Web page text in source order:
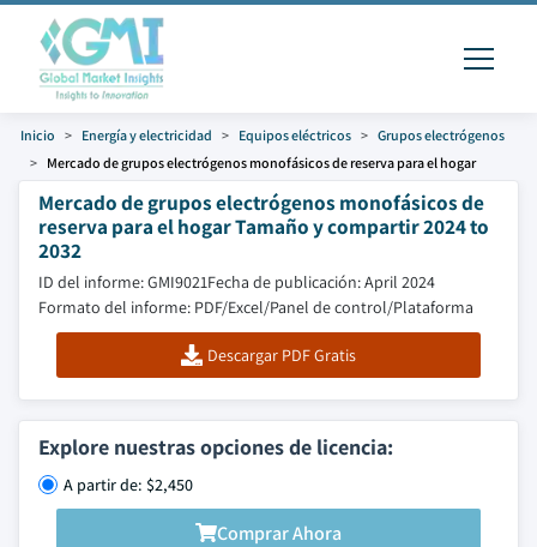
Inicio Energía y electricidad Equipos eléctricos
Grupos electrógenos
Mercado de grupos electrógenos monofásicos de reserva para el hogar
Mercado de grupos electrógenos monofásicos de
reserva para el hogar Tamaño y compartir 2024 to
2032
ID del informe: GMI9021Fecha de publicación: April 2024
Formato del informe: PDF/Excel/Panel de control/Plataforma
Descargar PDF Gratis
Explore nuestras opciones de licencia:
A partir de: $2,450
Comprar Ahora